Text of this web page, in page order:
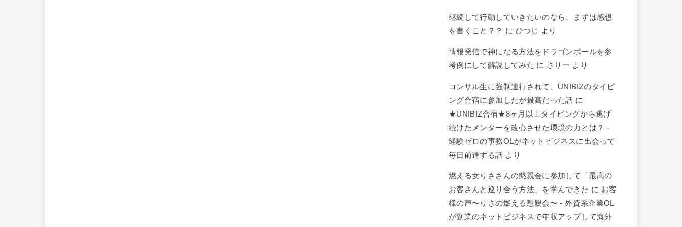
継続して行動していきたいのなら、まずは感想
を書くこと？？
に ひつじ より
情報発信で神になる方法をドラゴンボールを参
考例にして解説してみた に さりー より
コンサル生に強制連行されて、UNIBIZのタイピ
ング合宿に参加したが最高だった話 に
★UNIBIZ合宿★8ヶ月以上タイピングから逃げ
続けたメンターを改心させた環境の力とは？ -
経験ゼロの事務OLがネットビジネスに出会って
毎日前進する話 より
燃える女りささんの懇親会に参加して「最高の
お客さんと巡り合う方法」を学んできた に お客
様の声〜りさの燃える懇親会〜 - 外資系企業OL
が副業のネットビジネスで年収アップして海外